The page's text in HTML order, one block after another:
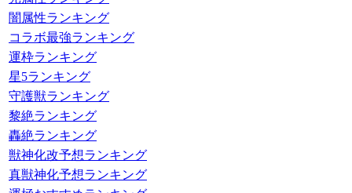
闇属性ランキング
コラボ最強ランキング
運枠ランキング
星5ランキング
守護獣ランキング
黎絶ランキング
轟絶ランキング
獣神化改予想ランキング
真獣神化予想ランキング